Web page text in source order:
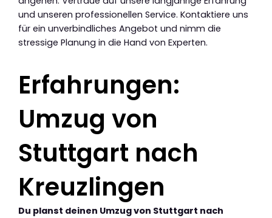
und unseren professionellen Service. Kontaktiere uns
für ein unverbindliches Angebot und nimm die
stressige Planung in die Hand von Experten.
Erfahrungen:
Umzug von
Stuttgart nach
Kreuzlingen
Du planst deinen Umzug von Stuttgart nach